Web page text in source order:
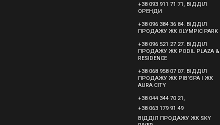
+38 093 911 71 71, ВІДДІЛ
ОРЕНДИ
+38 096 384 36 84. ВІДДІЛ
ПРОДАЖУ ЖК OLYMPIC PARK
+38 096 521 27 27. ВІДДІЛ
ПРОДАЖУ ЖК PODIL PLAZA &
RESIDENCE
+38 068 958 07 07. ВІДДІЛ
ПРОДАЖУ ЖК РІВ’ЄРА І ЖК
AURA CITY
+38 044 344 70 21,
+38 063 179 91 49
ВІДДІЛ ПРОДАЖУ ЖК SKY